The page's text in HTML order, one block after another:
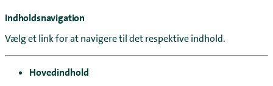
Indholdsnavigation
Vælg et link for at navigere til det respektive indhold.
gå til
Hovedindhold